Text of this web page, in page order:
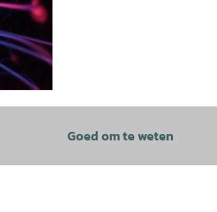
Goed om te weten